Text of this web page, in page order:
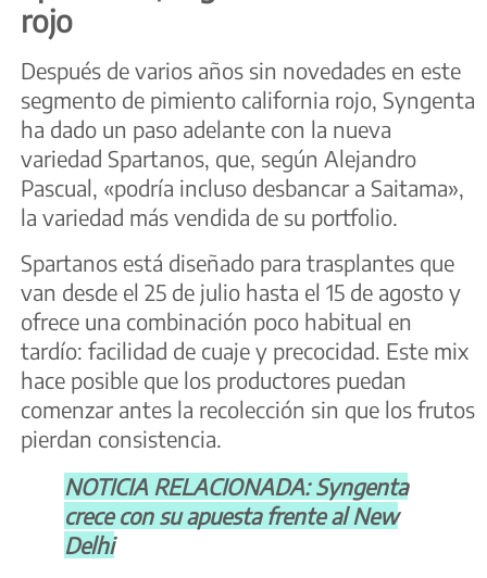
rojo
Después de varios años sin novedades en este
segmento de pimiento california rojo, Syngenta
ha dado un paso adelante con la nueva
variedad Spartanos, que, según Alejandro
Pascual, «podría incluso desbancar a Saitama»,
la variedad más vendida de su portfolio.
Spartanos está diseñado para trasplantes que
van desde el 25 de julio hasta el 15 de agosto y
ofrece una combinación poco habitual en
tardío: facilidad de cuaje y precocidad. Este mix
hace posible que los productores puedan
comenzar antes la recolección sin que los frutos
pierdan consistencia.
NOTICIA RELACIONADA: Syngenta
crece con su apuesta frente al New
Delhi